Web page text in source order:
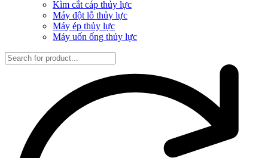
Kìm cắt cáp thủy lực
Máy đột lỗ thủy lực
Máy ép thủy lực
Máy uốn ống thủy lực